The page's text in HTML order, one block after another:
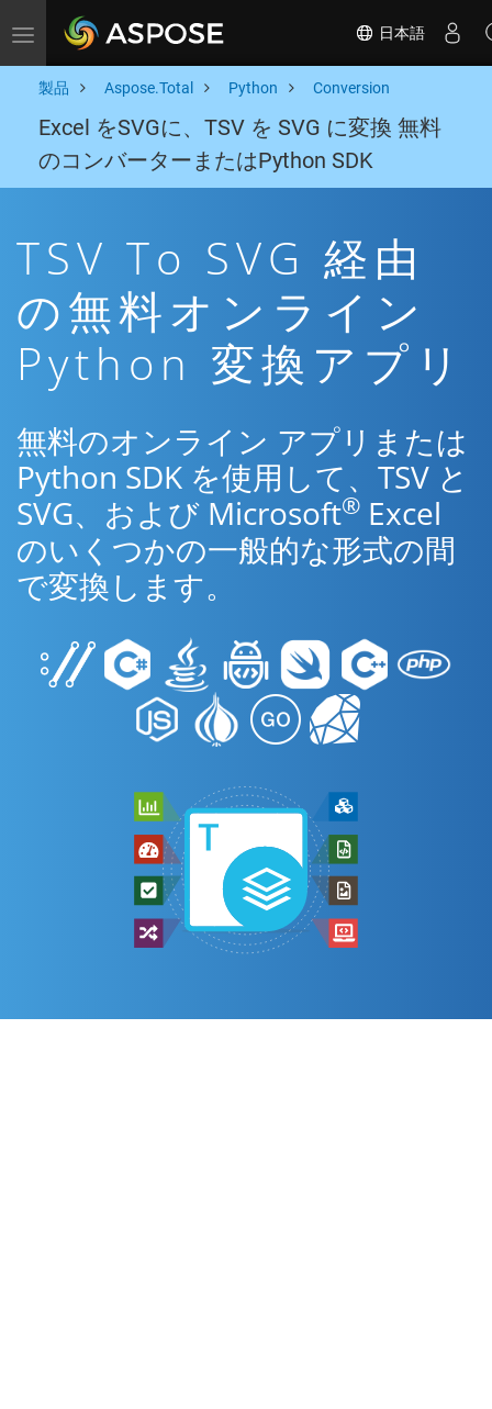
Toggle navigation 日本語
製品 Aspose.Total Python Conversion
Excel をSVGに、TSV を SVG に変換 無料
のコンバーターまたはPython SDK
TSV To SVG 経由
の無料オンライン
Python 変換アプリ
無料のオンライン アプリまたは
Python SDK を使用して、TSV と
SVG、および Microsoft® Excel
のいくつかの一般的な形式の間
で変換します。